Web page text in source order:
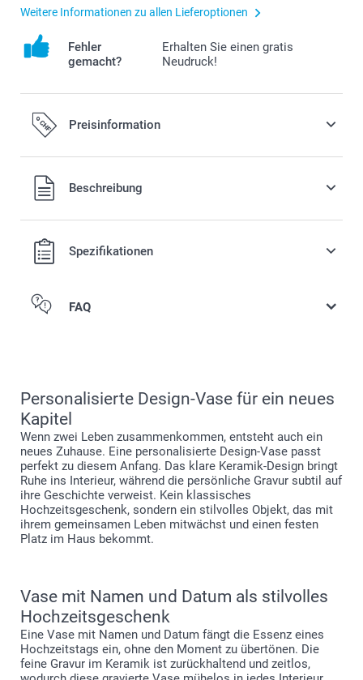
Weitere Informationen zu allen Lieferoptionen
Fehler
gemacht?
Erhalten Sie einen gratis
Neudruck!
Preisinformation
Alle Preise verstehen sich in Schweizer Franken (CHF) inkl.
MwSt. und zzgl. Versandkosten.
Beschreibung
Spezifikationen
FAQ
Personalisierte Design-Vase für ein neues
Kapitel
Wenn zwei Leben zusammenkommen, entsteht auch ein
neues Zuhause. Eine personalisierte Design-Vase passt
perfekt zu diesem Anfang. Das klare Keramik-Design bringt
Ruhe ins Interieur, während die persönliche Gravur subtil auf
ihre Geschichte verweist. Kein klassisches
Hochzeitsgeschenk, sondern ein stilvolles Objekt, das mit
ihrem gemeinsamen Leben mitwächst und einen festen
Platz im Haus bekommt.
Vase mit Namen und Datum als stilvolles
Hochzeitsgeschenk
Eine Vase mit Namen und Datum fängt die Essenz eines
Hochzeitstags ein, ohne den Moment zu übertönen. Die
feine Gravur im Keramik ist zurückhaltend und zeitlos,